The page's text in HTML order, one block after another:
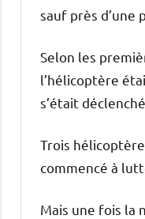
sauf près d’une
Selon les
l’hélicoptère
s’était
Trois
commencé à
Mais une fois la